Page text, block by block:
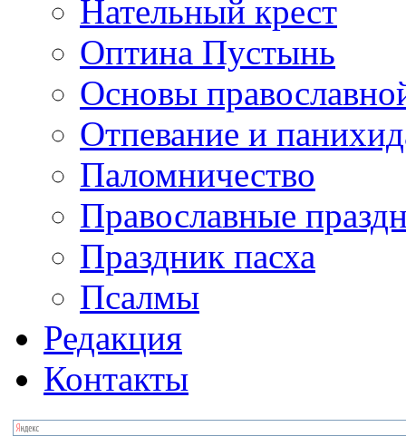
Нательный крест
Оптина Пустынь
Основы
Отпевание и
Паломничество
Православные
Праздник пасха
Псалмы
Редакция
Контакты